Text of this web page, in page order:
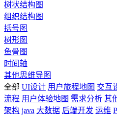
树状结构图
组织结构图
括号图
树形图
鱼骨图
时间轴
其他思维导图
全部 UI设计 用户旅程地图 交互
流程 用户体验地图 需求分析 其
架构 java 大数据 后端开发 运维